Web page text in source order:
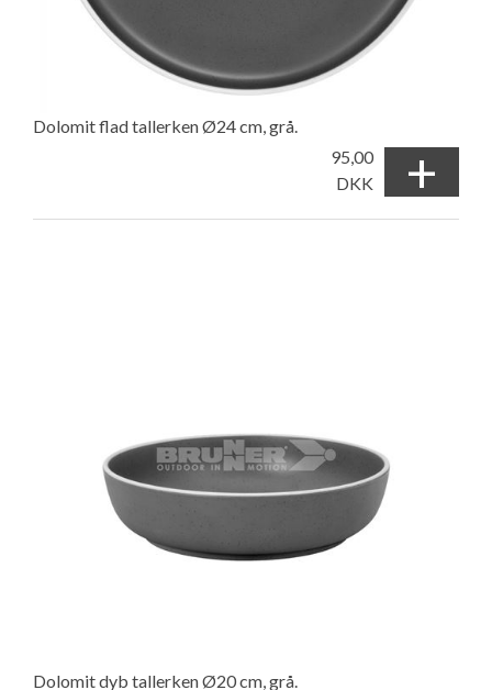
Dolomit flad tallerken Ø24 cm, grå.
95,00
DKK
+
Dolomit dyb tallerken Ø20 cm, grå.